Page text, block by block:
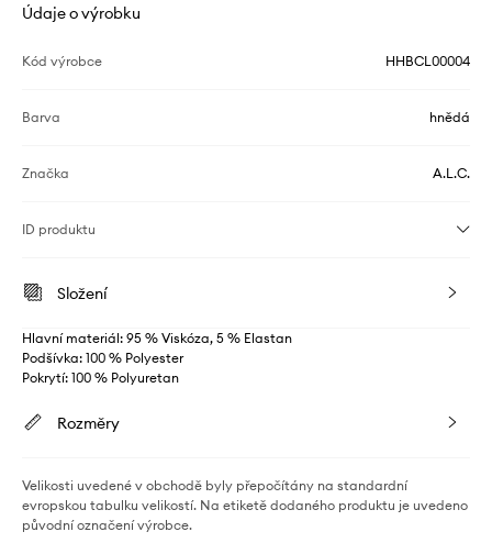
Údaje o výrobku
Kód výrobce HHBCL00004
Barva hnědá
Značka A.L.C.
ID produktu
Složení
Hlavní materiál: 95 % Viskóza, 5 % Elastan
Podšívka: 100 % Polyester
Pokrytí: 100 % Polyuretan
Rozměry
Velikosti uvedené v obchodě byly přepočítány na standardní
evropskou tabulku velikostí. Na etiketě dodaného produktu je uvedeno
původní označení výrobce.